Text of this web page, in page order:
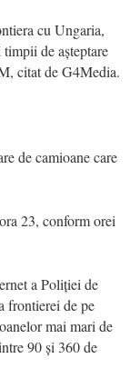
cu Ungaria,
de așteptare
citat de G4Media.
de camioane care
23, conform orei
a Poliției de
frontierei de pe
mai mari de
90 și 360 de